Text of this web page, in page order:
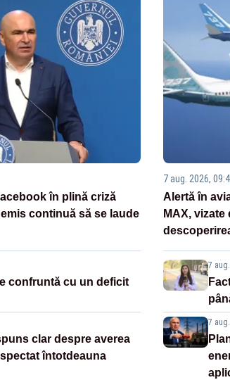
în plină criză
continuă să se laude
confruntă cu un deficit
clar despre averea
întotdeauna
7 aug. 2026,
Alertă în
MAX,
7
7